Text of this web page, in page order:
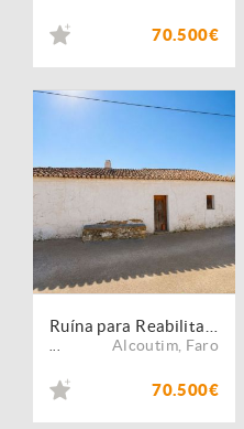
70.500€
Alcoutim, Faro
70.500€